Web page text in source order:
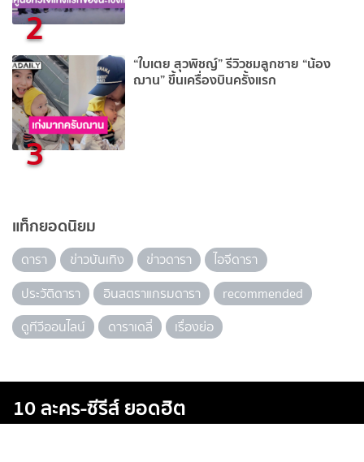
2
3
“ใบเตย สุวพิชญ์” รีวิวชมลูกชาย “น้อง
ฌาน” ขึ้นเครื่องบินครั้งแรก
แท็กยอดนิยม
ดารา ข่าวบันเทิง ข่าวดารา
ไอจีดารา
ประวัติดารา
อินสตราแกรมดารา
recommended
ดูทีวีออนไลน์
ดาราเดลี่ เรื่องย่อ
10 ละคร-ซีรีส์ ยอดฮิต